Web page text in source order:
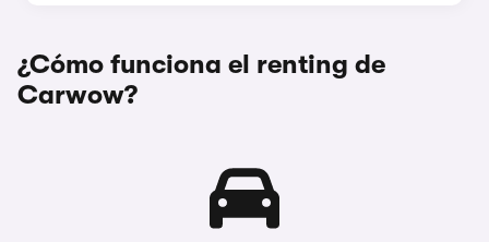
¿Cómo funciona el renting de
Carwow?